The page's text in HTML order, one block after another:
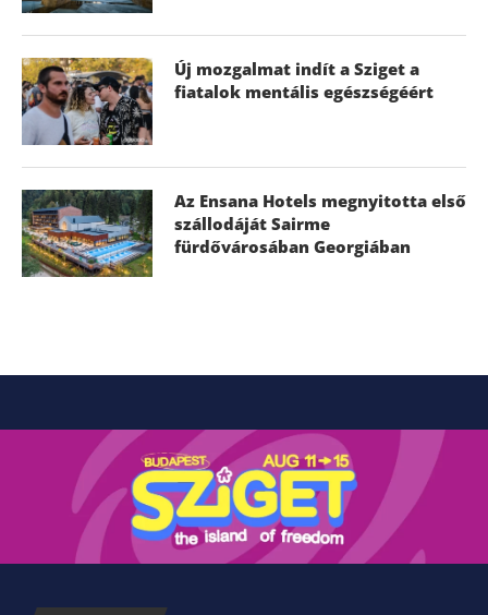
Új mozgalmat indít a Sziget a
fiatalok mentális egészségéért
Az Ensana Hotels megnyitotta első
szállodáját Sairme
fürdővárosában Georgiában